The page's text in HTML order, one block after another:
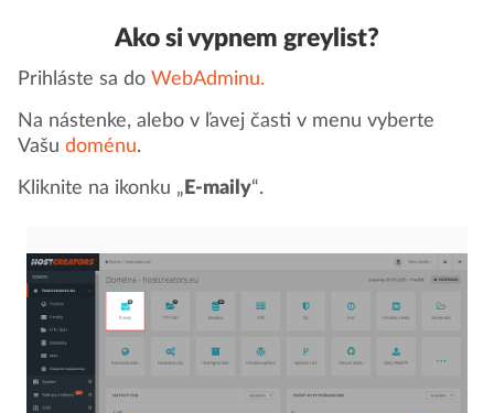
Ako si vypnem greylist?
Prihláste sa do WebAdminu.
Na nástenke, alebo v ľavej časti v menu vyberte
Vašu doménu.
Kliknite na ikonku „ E-maily“.